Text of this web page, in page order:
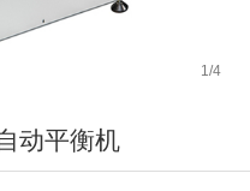
1 /4
动平衡机